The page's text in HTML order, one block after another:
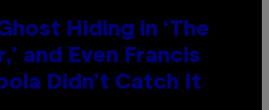
Hiding in ‘The
and Even Francis
Didn’t Catch It